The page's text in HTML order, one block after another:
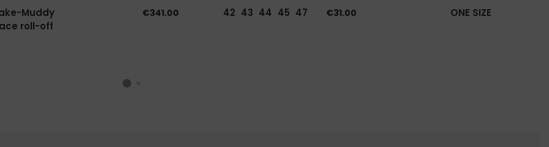
Muddy
roll-off
€341.00 42 43 44 45 47 €31.00 ONE SIZE